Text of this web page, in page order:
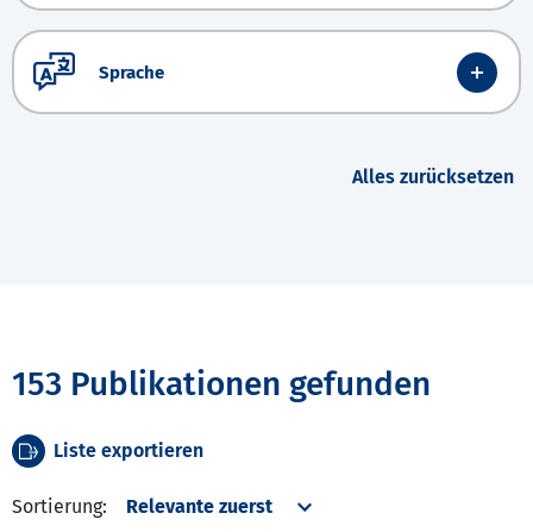
Sprache
Alles zurücksetzen
153 Publikationen gefunden
Liste exportieren
Sortierung: